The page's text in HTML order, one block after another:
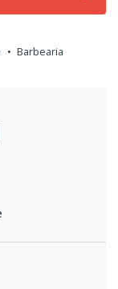
Barbearia